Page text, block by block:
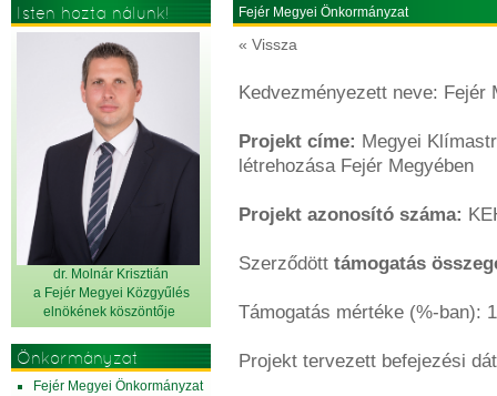
Isten hozta nálunk!
dr. Molnár Krisztián
a Fejér Megyei Közgyűlés
elnökének köszöntője
Önkormányzat
Fejér Megyei Önkormányzat
Fejér Megyei Önkormányzat
« Vissza
Kedvezményezett neve: Fejér
Projekt címe: Megyei
létrehozása Fejér Megyében
Projekt azonosító száma:
Szerződött támogatás
Támogatás mértéke (%-ban):
Projekt tervezett befejezési